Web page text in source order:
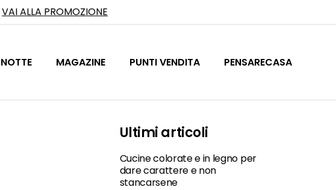
VAI ALLA PROMOZIONE
NOTTE MAGAZINE PUNTI VENDITA PENSARECASA
Ultimi articoli
Cucine colorate e in legno per
dare carattere e non
stancarsene